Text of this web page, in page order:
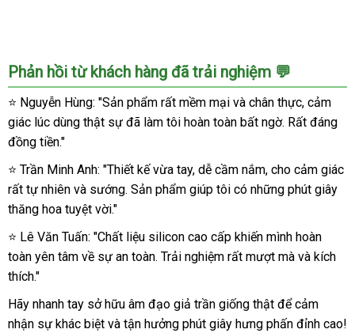
Phản hồi từ khách hàng đã trải nghiệm 💬
⭐ Nguyễn Hùng: "Sản phẩm rất mềm mại và chân thực, cảm
giác lúc dùng thật sự đã làm tôi hoàn toàn bất ngờ. Rất đáng
đồng tiền."
⭐ Trần Minh Anh: "Thiết kế vừa tay, dễ cầm nắm, cho cảm giác
rất tự nhiên và sướng. Sản phẩm giúp tôi có những phút giây
thăng hoa tuyệt vời."
⭐ Lê Văn Tuấn: "Chất liệu silicon cao cấp khiến mình hoàn
toàn yên tâm về sự an toàn. Trải nghiệm rất mượt mà và kích
thích."
Hãy nhanh tay sở hữu âm đạo giả trần giống thật để cảm
nhận sự khác biệt và tận hưởng phút giây hưng phấn đỉnh cao!